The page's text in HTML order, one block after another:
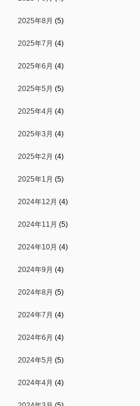
2025年8月 (5)
2025年7月 (4)
2025年6月 (4)
2025年5月 (5)
2025年4月 (4)
2025年3月 (4)
2025年2月 (4)
2025年1月 (5)
2024年12月 (4)
2024年11月 (5)
2024年10月 (4)
2024年9月 (4)
2024年8月 (5)
2024年7月 (4)
2024年6月 (4)
2024年5月 (5)
2024年4月 (4)